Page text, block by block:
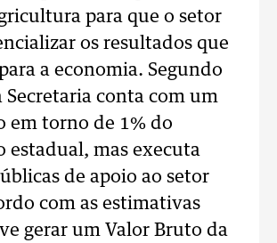
para que o setor
os resultados que
a economia. Segundo
Secretaria conta com um
em torno de 1% do
estadual, mas executa
de apoio ao setor
com as estimativas
gerar um Valor Bruto da